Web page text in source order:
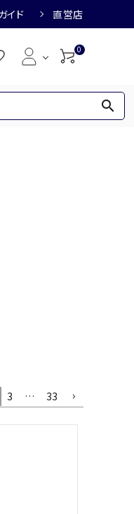
イド 直営店
0
search
3 … 33